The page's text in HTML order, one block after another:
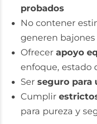
probados
No contener
generen
Ofrecer apoyo
enfoque, estado
Ser seguro para
Cumplir
para pureza y